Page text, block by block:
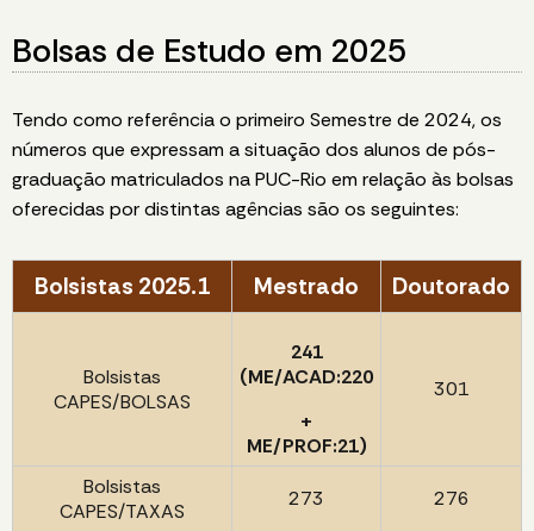
Bolsas de Estudo em 2025
Tendo como referência o primeiro Semestre de 2024, os
números que expressam a situação dos alunos de pós-
graduação matriculados na PUC-Rio em relação às bolsas
oferecidas por distintas agências são os seguintes:
Bolsistas 2025.1 Mestrado Doutorado
Bolsistas
CAPES/BOLSAS
241
(ME/ACAD:220
+
ME/PROF:21)
301
Bolsistas
CAPES/TAXAS
273 276